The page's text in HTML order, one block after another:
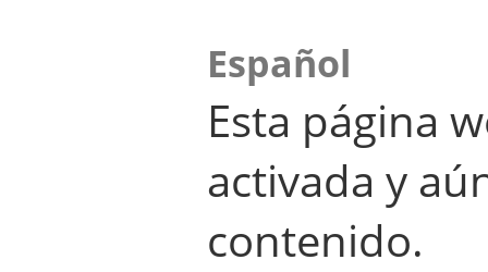
Español
Esta página
activada y
contenido.